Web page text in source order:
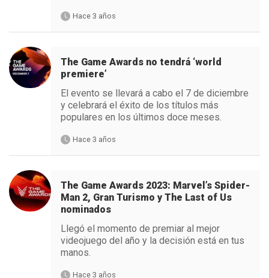
Hace 3 años
The Game Awards no tendrá ‘world
premiere’
El evento se llevará a cabo el 7 de diciembre
y celebrará el éxito de los títulos más
populares en los últimos doce meses.
Hace 3 años
The Game Awards 2023: Marvel’s Spider-
Man 2, Gran Turismo y The Last of Us
nominados
Llegó el momento de premiar al mejor
videojuego del año y la decisión está en tus
manos.
Hace 3 años